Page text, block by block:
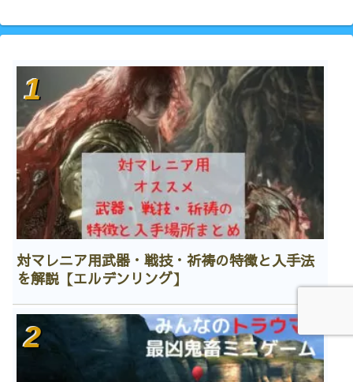
対マレニア用武器・戦技・祈祷の特徴と入手法
を解説【エルデンリング】